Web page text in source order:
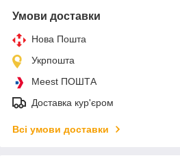
Умови доставки
Нова Пошта
Укрпошта
Meest ПОШТА
Доставка кур'єром
Всі умови доставки